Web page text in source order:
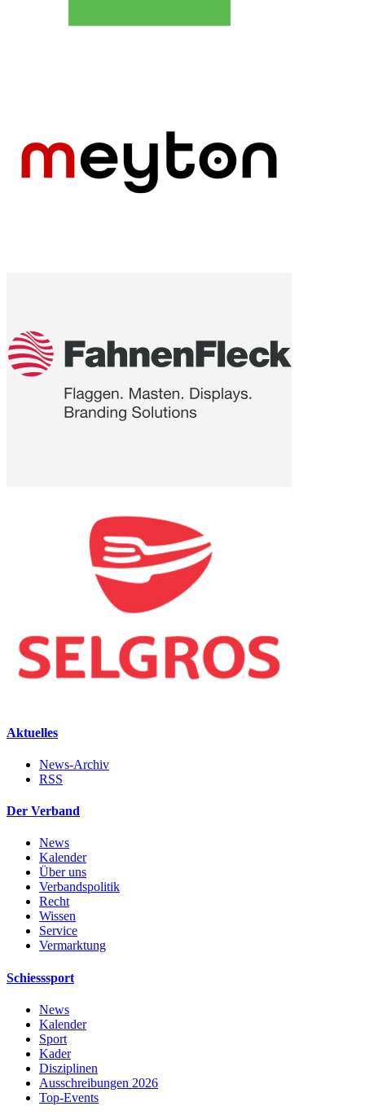
Aktuelles
News-Archiv
RSS
Der Verband
News
Kalender
Über uns
Verbandspolitik
Recht
Wissen
Service
Vermarktung
Schiesssport
News
Kalender
Sport
Kader
Disziplinen
Ausschreibungen 2026
Top-Events